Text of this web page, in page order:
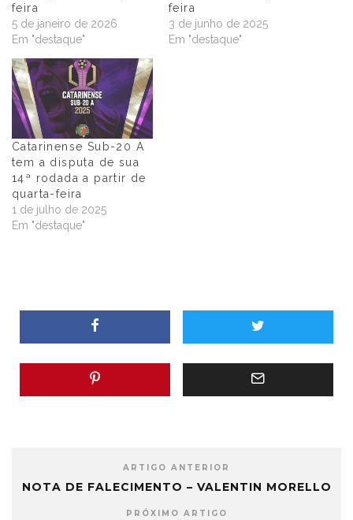
feira
5 de janeiro de 2026
Em "destaque"
feira
3 de junho de 2025
Em "destaque"
Catarinense Sub-20 A
tem a disputa de sua
14ª rodada a partir de
quarta-feira
1 de julho de 2025
Em "destaque"
ARTIGO ANTERIOR
NOTA DE FALECIMENTO – VALENTIN MORELLO
PRÓXIMO ARTIGO